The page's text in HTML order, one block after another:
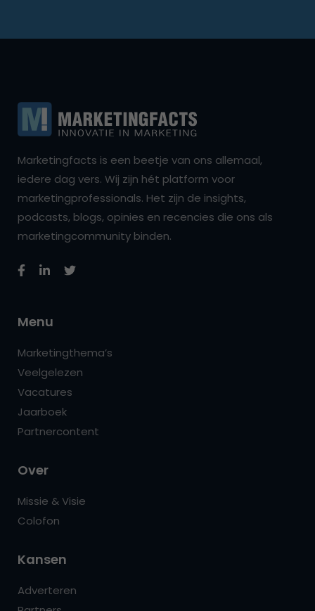
Marketingfacts is een beetje van ons allemaal,
iedere dag vers. Wij zijn hét platform voor
marketingprofessionals. Het zijn de insights,
podcasts, blogs, opinies en recencies die ons als
marketingcommunity binden.
Menu
Marketingthema’s
Veelgelezen
Vacatures
Jaarboek
Partnercontent
Over
Missie & Visie
Colofon
Kansen
Adverteren